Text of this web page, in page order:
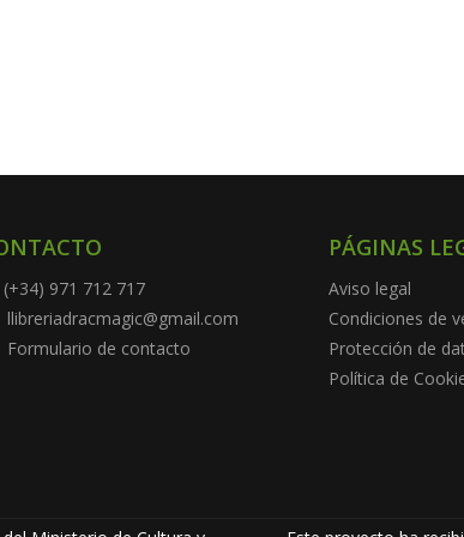
(+34) 971 712 717
llibreriadracmagic@gmail.com
Formulario de contacto
PÁGINAS
Aviso legal
Condiciones de
Protección de
Política de